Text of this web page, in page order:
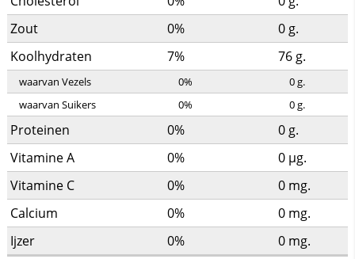
Zout
0% 0 g.
Koolhydraten
7% 76 g.
waarvan Vezels 0% 0g.
waarvan Suikers
0% 0g.
Proteinen 0% 0 g.
Vitamine A
0% 0 µg.
Vitamine C
0% 0 mg.
Calcium
0% 0 mg.
Ijzer
0% 0 mg.